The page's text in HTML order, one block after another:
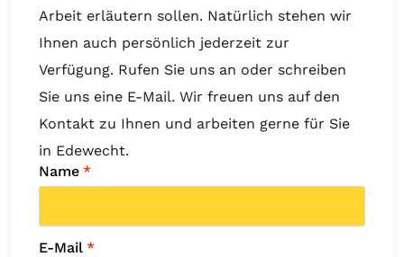
Arbeit erläutern sollen. Natürlich stehen wir
Ihnen auch persönlich jederzeit zur
Verfügung. Rufen Sie uns an oder schreiben
Sie uns eine E-Mail. Wir freuen uns auf den
Kontakt zu Ihnen und arbeiten gerne für Sie
in Edewecht.
Name *
E-Mail *